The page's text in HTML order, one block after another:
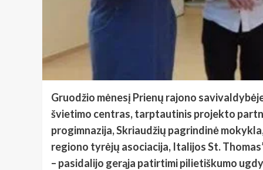
Gruodžio mėnesį Prienų rajono
švietimo centras, tarptautinis projekto
progimnazija, Skriaudžių pagrindinė
regiono tyrėjų asociacija, Italijos St.
– pasidalijo gerąja patirtimi pilietiškumo